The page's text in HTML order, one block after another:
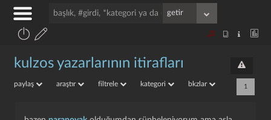
kulzos yazarlarının itirafları
paylaş araştır filtrele kategori bkzlar 1